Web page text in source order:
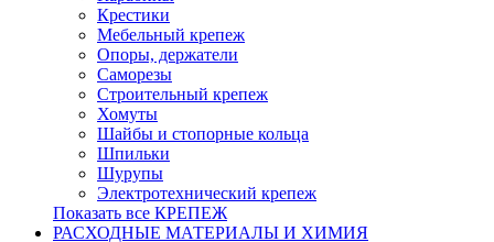
Крестики
Мебельный крепеж
Опоры, держатели
Саморезы
Строительный крепеж
Хомуты
Шайбы и стопорные кольца
Шпильки
Шурупы
Электротехнический крепеж
Показать все КРЕПЕЖ
РАСХОДНЫЕ МАТЕРИАЛЫ И ХИМИЯ